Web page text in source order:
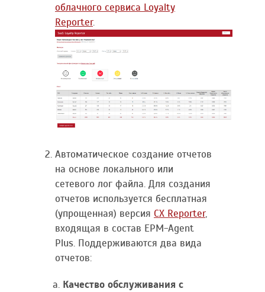
облачного сервиса Loyalty
Reporter.
Автоматическое создание отчетов
на основе локального или
сетевого лог файла. Для создания
отчетов используется бесплатная
(упрощенная) версия CX Reporter,
входящая в состав EPM-Agent
Plus. Поддерживаются два вида
отчетов:
Качество обслуживания с